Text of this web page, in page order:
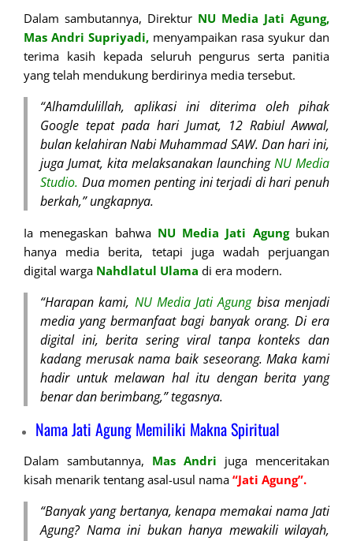
Dalam sambutannya, Direktur NU Media Jati Agung,
Mas Andri Supriyadi, menyampaikan rasa syukur dan
terima kasih kepada seluruh pengurus serta panitia
yang telah mendukung berdirinya media tersebut.
“Alhamdulillah, aplikasi ini diterima oleh pihak
Google tepat pada hari Jumat, 12 Rabiul Awwal,
bulan kelahiran Nabi Muhammad SAW. Dan hari ini,
juga Jumat, kita melaksanakan launchingNU Media
Studio. Dua momen penting ini terjadi di hari penuh
berkah,” ungkapnya.
Ia menegaskan bahwa NU Media Jati Agungbukan
hanya media berita, tetapi juga wadah perjuangan
digital warga Nahdlatul Ulama di era modern.
“Harapan kami, NU Media Jati Agungbisa menjadi
media yang bermanfaat bagi banyak orang. Di era
digital ini, berita sering viral tanpa konteks dan
kadang merusak nama baik seseorang. Maka kami
hadir untuk melawan hal itu dengan berita yang
benar dan berimbang,” tegasnya.
Nama Jati Agung Memiliki Makna Spiritual
Dalam sambutannya, Mas Andri juga menceritakan
kisah menarik tentang asal-usul nama “Jati Agung”.
“Banyak yang bertanya, kenapa memakai nama Jati
Agung? Nama ini bukan hanya mewakili wilayah,